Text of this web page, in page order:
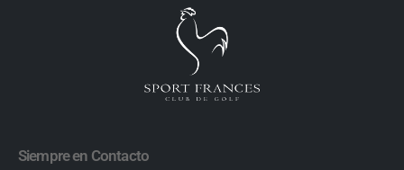
Siempre en Contacto